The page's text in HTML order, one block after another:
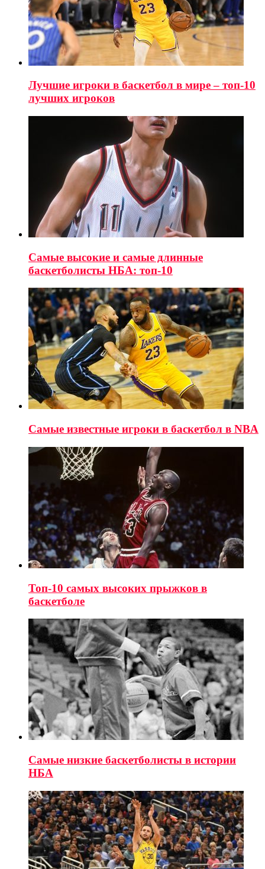
Лучшие игроки в баскетбол в мире – топ-10
лучших игроков
Самые высокие и самые длинные
баскетболисты НБА: топ-10
Самые известные игроки в баскетбол в NBA
Топ-10 самых высоких прыжков в
баскетболе
Самые низкие баскетболисты в истории
НБА